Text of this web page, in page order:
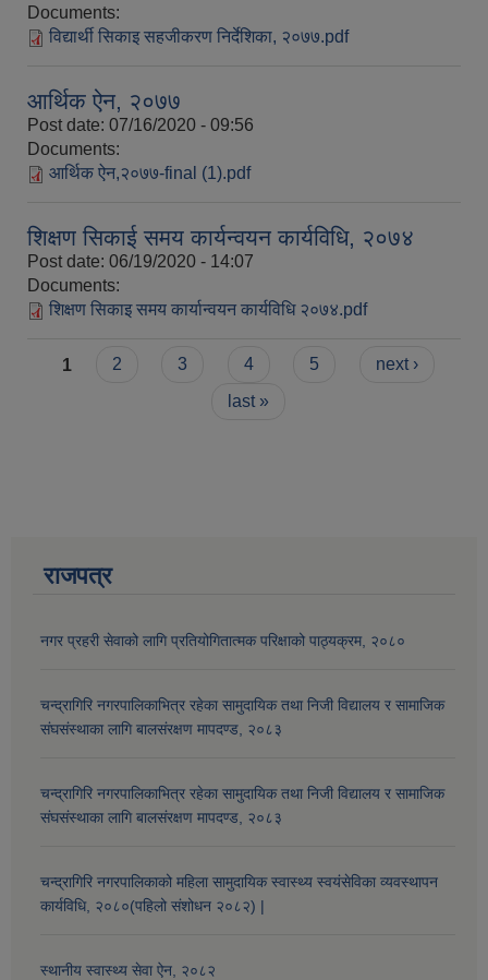
Documents:
विद्यार्थी सिकाइ सहजीकरण निर्देशिका, २०७७.pdf
आर्थिक ऐन, २०७७
Post date: 07/16/2020 - 09:56
Documents:
आर्थिक ऐन,२०७७-final (1).pdf
शिक्षण सिकाई समय कार्यन्वयन कार्यविधि, २०७४
Post date: 06/19/2020 - 14:07
Documents:
शिक्षण सिकाइ समय कार्यान्वयन कार्यविधि २०७४.pdf
Pages
1 2 3 4 5
next ›
last »
राजपत्र
नगर प्रहरी सेवाको लागि प्रतियोगितात्मक परिक्षाको पाठ्यक्रम, २०८०
चन्द्रागिरि नगरपालिकाभित्र रहेका सामुदायिक तथा निजी विद्यालय र सामाजिक
संघसंस्थाका लागि बालसंरक्षण मापदण्ड, २०८३
चन्द्रागिरि नगरपालिकाभित्र रहेका सामुदायिक तथा निजी विद्यालय र सामाजिक
संघसंस्थाका लागि बालसंरक्षण मापदण्ड, २०८३
चन्द्रागिरि नगरपालिकाको महिला सामुदायिक स्वास्थ्य स्वयंसेविका व्यवस्थापन
कार्यविधि, २०८०(पहिलो संशोधन २०८२) |
स्थानीय स्वास्थ्य सेवा ऐन, २०८२